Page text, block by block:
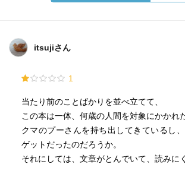
itsujiさん
1
当たり前のことばかりを並べ立てて、
この本は一体、何歳の人間を対象にかかれ
クマのプーさんを持ち出してきているし
ゲットだったのだろうか。
それにしては、文章がとんでいて、読みに